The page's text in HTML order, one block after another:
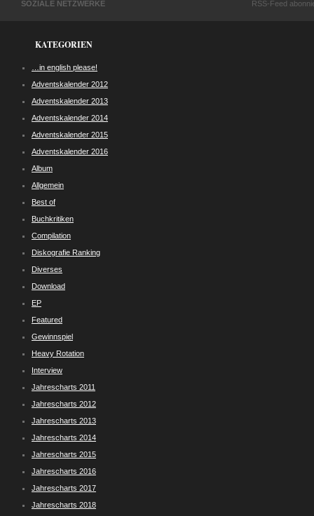
SOZIALE NETZWERKE RSS-Feed
KATEGORIEN
…in english please!
Adventskalender 2012
Adventskalender 2013
Adventskalender 2014
Adventskalender 2015
Adventskalender 2016
Album
Allgemein
Best of
Buchkritiken
Compilation
Diskografie Ranking
Diverses
Download
EP
Featured
Gewinnspiel
Heavy Rotation
Interview
Jahrescharts 2011
Jahrescharts 2012
Jahrescharts 2013
Jahrescharts 2014
Jahrescharts 2015
Jahrescharts 2016
Jahrescharts 2017
Jahrescharts 2018